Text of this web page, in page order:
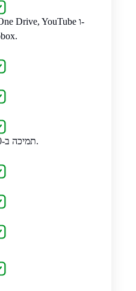
תמיכה ב-100+ שפות.